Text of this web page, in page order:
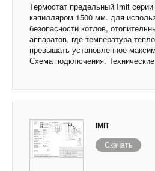
Термостат предельный Imit
капилляром 1500 мм. для
безопасности котлов,
аппаратов, где температура
превышать установленное
Схема подключения. Технические
IMIT
Скачать